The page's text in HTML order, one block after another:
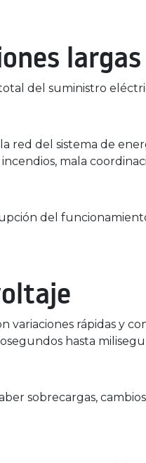
largas
del suministro
red del sistema de
mala
del
variaciones rápidas y
hasta
sobrecargas,